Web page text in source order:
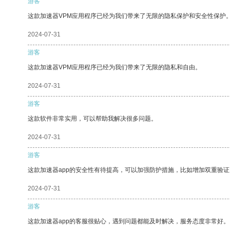
这款加速器VPM应用程序已经为我们带来了无限的隐私保护和安全性保护
2024-07-31
游客
这款加速器VPM应用程序已经为我们带来了无限的隐私和自由。
2024-07-31
游客
这款软件非常实用，可以帮助我解决很多问题。
2024-07-31
游客
这款加速器app的安全性有待提高，可以加强防护措施，比如增加双重验
2024-07-31
游客
这款加速器app的客服很贴心，遇到问题都能及时解决，服务态度非常好。